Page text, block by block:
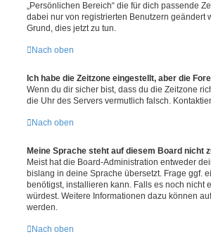
„Persönlichen Bereich“ die für dich passende
dabei nur von registrierten Benutzern geändert
Grund, dies jetzt zu tun.
Nach oben
Ich habe die Zeitzone eingestellt, aber die
Wenn du dir sicher bist, dass du die Zeitzone
die Uhr des Servers vermutlich falsch.
Nach oben
Meine Sprache steht auf diesem Board nicht
Meist hat die Board-Administration entweder
bislang in deine Sprache übersetzt. Frage ggf.
benötigst, installieren kann. Falls es noch nicht
würdest. Weitere Informationen dazu können
werden.
Nach oben